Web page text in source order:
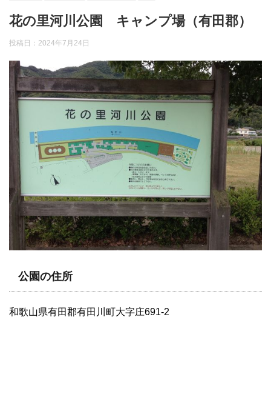
花の里河川公園 キャンプ場（有田郡）
投稿日： 2024年7月24日
公園の住所
和歌山県有田郡有田川町大字庄691-2